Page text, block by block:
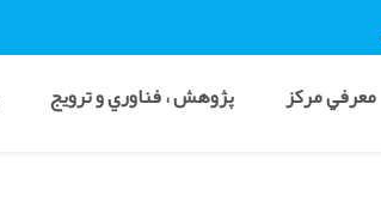
معرفي مرکز پژوهش ، فناوري و ترويج